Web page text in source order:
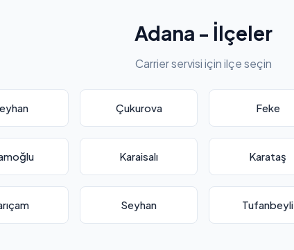
Adana - İlçeler
Carrier servisi için ilçe seçin
Çukurova Feke
Karaisalı Karataş
Seyhan Tufanbeyli